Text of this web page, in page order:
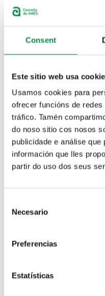
Consent
Este sitio web usa
Usamos cookies para
ofrecer funcións de
tráfico. Tamén
do noso sitio cos nosos
publicidade e análise
información que lles
partir do uso dos seus
Selection
Necesario
Preferencias
Estatísticas
Artes escénicas
> Teatro: As
Artes escénicas
Artes escénicas
> Teatro: "A señora
Artes escénicas
Artes escénicas
> Danza